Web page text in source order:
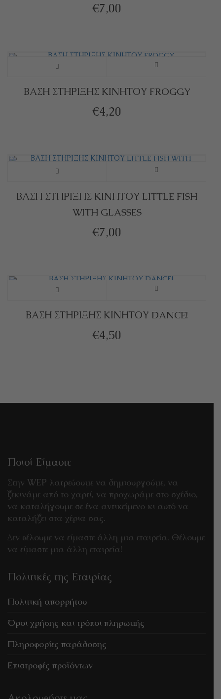
€7,00
ΒΑΣΗ ΣΤΗΡΙΞΗΣ ΚΙΝΗΤΟΥ FROGGY
€4,20
ΒΑΣΗ ΣΤΗΡΙΞΗΣ ΚΙΝΗΤΟΥ LITTLE FISH
WITH GLASSES
€7,00
ΒΑΣΗ ΣΤΗΡΙΞΗΣ ΚΙΝΗΤΟΥ DANCE!
€4,50
Ποιοί Είμαστε
Στην WEP λατρεύουμε να δημιουργούμε, να
ξεκινάμε από το χαρτί, να προχωράμε στο σχέδιο,
να καταλήγουμε σε ένα αντικείμενο κι αυτό να
καταλήξει στα χέρια σας.
Δεν θέλουμε να είμαστε άλλη μια εταιρεία. Θέλουμε
να είμαστε μια άλλη εταιρεία!
Πολιτικές της Εταιρίας
Πολιτική απορρήτου
Όροι χρήσης και τρόποι πληρωμής
Πληροφορίες παράδοσης
Επιστροφές προϊόντων